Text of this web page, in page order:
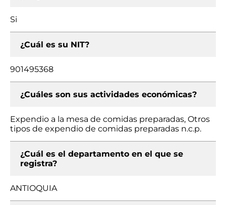
Si
¿Cuál es su NIT?
901495368
¿Cuáles son sus actividades económicas?
Expendio a la mesa de comidas preparadas, Otros
tipos de expendio de comidas preparadas n.c.p.
¿Cuál es el departamento en el que se
registra?
ANTIOQUIA